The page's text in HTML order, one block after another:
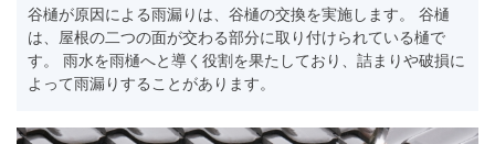
谷樋が原因による雨漏りは、谷樋の交換を実施します。 谷樋
は、屋根の二つの面が交わる部分に取り付けられている樋で
す。 雨水を雨樋へと導く役割を果たしており、詰まりや破損に
よって雨漏りすることがあります。